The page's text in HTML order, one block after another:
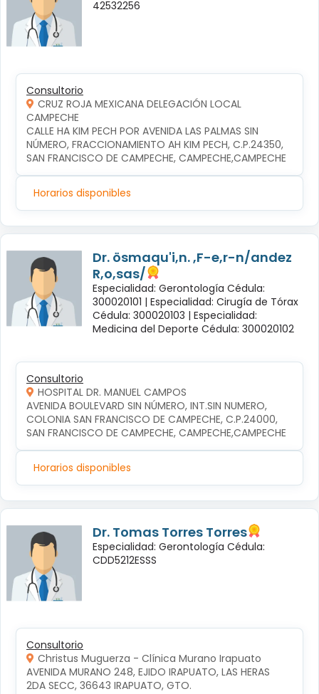
42532256
Consultorio
CRUZ ROJA MEXICANA DELEGACIÓN LOCAL
CAMPECHE
CALLE HA KIM PECH POR AVENIDA LAS PALMAS SIN
NÚMERO, FRACCIONAMIENTO AH KIM PECH, C.P.24350,
SAN FRANCISCO DE CAMPECHE, CAMPECHE,CAMPECHE
Horarios disponibles
Dr. ösmaqu'i,n. ,F-e,r-n/andez
R,o,sas/
Especialidad: Gerontología Cédula:
300020101 | Especialidad: Cirugía de Tórax
Cédula: 300020103 | Especialidad:
Medicina del Deporte Cédula: 300020102
Consultorio
HOSPITAL DR. MANUEL CAMPOS
AVENIDA BOULEVARD SIN NÚMERO, INT.SIN NUMERO,
COLONIA SAN FRANCISCO DE CAMPECHE, C.P.24000,
SAN FRANCISCO DE CAMPECHE, CAMPECHE,CAMPECHE
Horarios disponibles
Dr. Tomas Torres Torres
Especialidad: Gerontología Cédula:
CDD5212ESSS
Consultorio
Christus Muguerza - Clínica Murano Irapuato
AVENIDA MURANO 248, EJIDO IRAPUATO, LAS HERAS
2DA SECC, 36643 IRAPUATO, GTO.